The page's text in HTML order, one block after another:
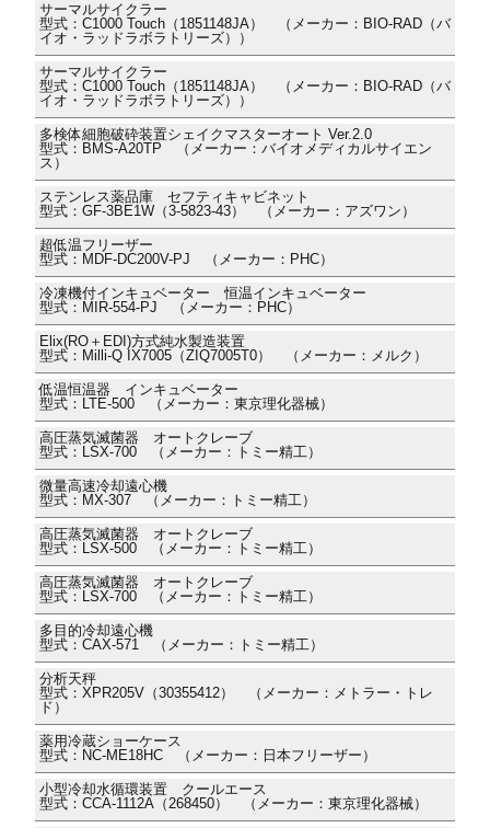
サーマルサイクラー
型式：C1000 Touch（1851148JA） （メーカー：BIO-RAD（バ
イオ・ラッドラボラトリーズ））
サーマルサイクラー
型式：C1000 Touch（1851148JA） （メーカー：BIO-RAD（バ
イオ・ラッドラボラトリーズ））
多検体細胞破砕装置シェイクマスターオート Ver.2.0
型式：BMS-A20TP （メーカー：バイオメディカルサイエン
ス）
ステンレス薬品庫 セフティキャビネット
型式：GF-3BE1W（3-5823-43） （メーカー：アズワン）
超低温フリーザー
型式：MDF-DC200V-PJ （メーカー：PHC）
冷凍機付インキュベーター 恒温インキュベーター
型式：MIR-554-PJ （メーカー：PHC）
Elix(RO＋EDI)方式純水製造装置
型式：Milli-Q IX7005（ZIQ7005T0） （メーカー：メルク）
低温恒温器 インキュベーター
型式：LTE-500 （メーカー：東京理化器械）
高圧蒸気滅菌器 オートクレーブ
型式：LSX-700 （メーカー：トミー精工）
微量高速冷却遠心機
型式：MX-307 （メーカー：トミー精工）
高圧蒸気滅菌器 オートクレーブ
型式：LSX-500 （メーカー：トミー精工）
高圧蒸気滅菌器 オートクレーブ
型式：LSX-700 （メーカー：トミー精工）
多目的冷却遠心機
型式：CAX-571 （メーカー：トミー精工）
分析天秤
型式：XPR205V（30355412） （メーカー：メトラー・トレ
ド）
薬用冷蔵ショーケース
型式：NC-ME18HC （メーカー：日本フリーザー）
小型冷却水循環装置 クールエース
型式：CCA-1112A（268450） （メーカー：東京理化器械）